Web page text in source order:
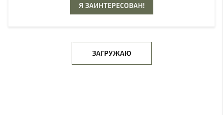
Я ЗАИНТЕРЕСОВАН!
ЗАГРУЖАЮ